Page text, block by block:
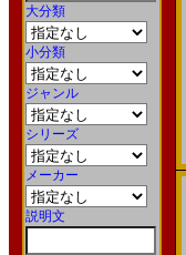
大分類
小分類
ジャンル
シリーズ
メーカー
説明文